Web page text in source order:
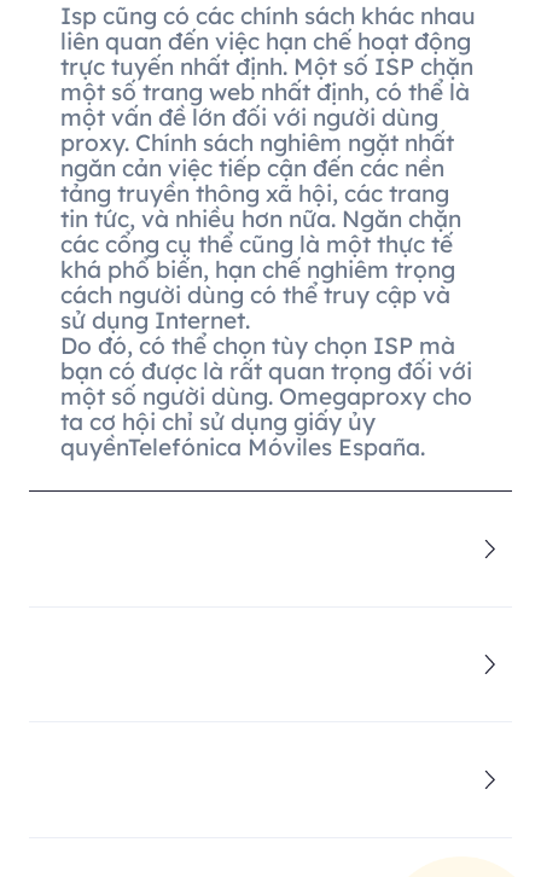
Isp cũng có các chính sách khác nhau
liên quan đến việc hạn chế hoạt động
trực tuyến nhất định. Một số ISP chặn
một số trang web nhất định, có thể là
một vấn đề lớn đối với người dùng
proxy. Chính sách nghiêm ngặt nhất
ngăn cản việc tiếp cận đến các nền
tảng truyền thông xã hội, các trang
tin tức, và nhiều hơn nữa. Ngăn chặn
các cổng cụ thể cũng là một thực tế
khá phổ biến, hạn chế nghiêm trọng
cách người dùng có thể truy cập và
sử dụng Internet.
Do đó, có thể chọn tùy chọn ISP mà
bạn có được là rất quan trọng đối với
một số người dùng. Omegaproxy cho
ta cơ hội chỉ sử dụng giấy ủy
quyềnTelefónica Móviles España.